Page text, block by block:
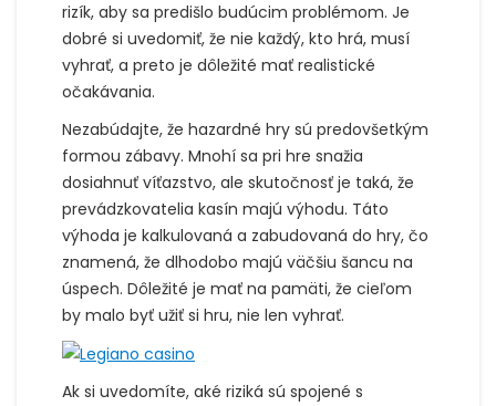
rizík, aby sa predišlo budúcim problémom. Je
dobré si uvedomiť, že nie každý, kto hrá, musí
vyhrať, a preto je dôležité mať realistické
očakávania.
Nezabúdajte, že hazardné hry sú predovšetkým
formou zábavy. Mnohí sa pri hre snažia
dosiahnuť víťazstvo, ale skutočnosť je taká, že
prevádzkovatelia kasín majú výhodu. Táto
výhoda je kalkulovaná a zabudovaná do hry, čo
znamená, že dlhodobo majú väčšiu šancu na
úspech. Dôležité je mať na pamäti, že cieľom
by malo byť užiť si hru, nie len vyhrať.
Ak si uvedomíte, aké riziká sú spojené s